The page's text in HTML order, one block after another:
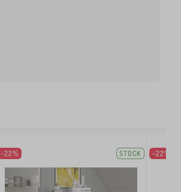
-22% STOCK -22%